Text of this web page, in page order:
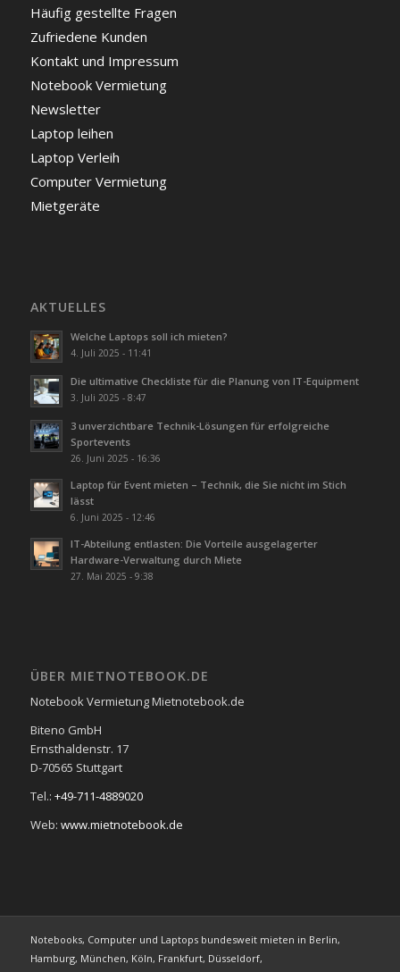
Häufig gestellte Fragen
Zufriedene Kunden
Kontakt und Impressum
Notebook Vermietung
Newsletter
Laptop leihen
Laptop Verleih
Computer Vermietung
Mietgeräte
AKTUELLES
Welche Laptops soll ich mieten?
4. Juli 2025 - 11:41
Die ultimative Checkliste für die Planung von IT-Equipment
3. Juli 2025 - 8:47
3 unverzichtbare Technik-Lösungen für erfolgreiche
Sportevents
26. Juni 2025 - 16:36
Laptop für Event mieten – Technik, die Sie nicht im Stich
lässt
6. Juni 2025 - 12:46
IT-Abteilung entlasten: Die Vorteile ausgelagerter
Hardware-Verwaltung durch Miete
27. Mai 2025 - 9:38
ÜBER MIETNOTEBOOK.DE
Notebook Vermietung Mietnotebook.de
Biteno GmbH
Ernsthaldenstr. 17
D-70565 Stuttgart
Tel.: +49-711-4889020
Web: www.mietnotebook.de
Notebooks, Computer und Laptops bundesweit mieten in Berlin,
Hamburg, München, Köln, Frankfurt, Düsseldorf,